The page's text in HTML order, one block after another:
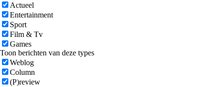
Actueel
Entertainment
Sport
Film & Tv
Games
Toon berichten van deze types
Weblog
Column
(P)review